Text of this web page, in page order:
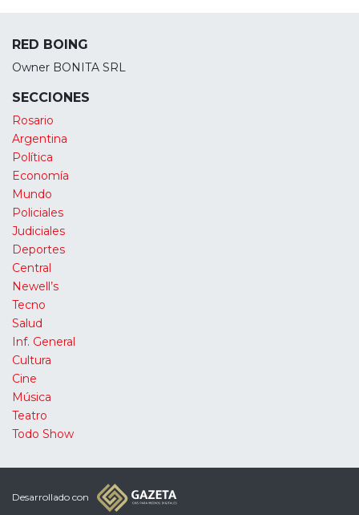
RED BOING
Owner BONITA SRL
SECCIONES
Rosario
Argentina
Política
Economía
Mundo
Policiales
Judiciales
Deportes
Central
Newell’s
Tecno
Salud
Inf. General
Cultura
Cine
Música
Teatro
Todo Show
Desarrollado con